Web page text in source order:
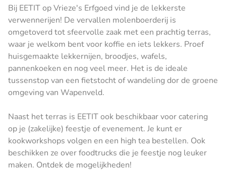
Bij EETIT op Vrieze's Erfgoed vind je de lekkerste
verwennerijen! De vervallen molenboerderij is
omgetoverd tot sfeervolle zaak met een prachtig terras,
waar je welkom bent voor koffie en iets lekkers. Proef
huisgemaakte lekkernijen, broodjes, wafels,
pannenkoeken en nog veel meer. Het is de ideale
tussenstop van een fietstocht of wandeling dor de groene
omgeving van Wapenveld.
Naast het terras is EETIT ook beschikbaar voor catering
op je (zakelijke) feestje of evenement. Je kunt er
kookworkshops volgen en een high tea bestellen. Ook
beschikken ze over foodtrucks die je feestje nog leuker
maken. Ontdek de mogelijkheden!